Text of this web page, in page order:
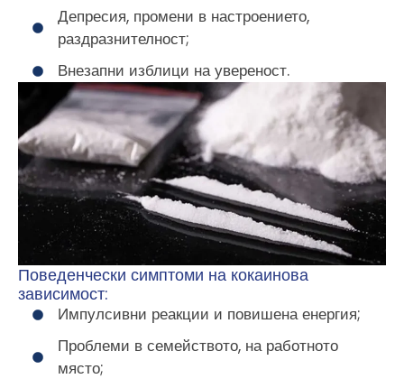
Депресия, промени в настроението,
раздразнителност;
Внезапни изблици на увереност.
Поведенчески симптоми на кокаинова
зависимост:
Импулсивни реакции и повишена енергия;
Проблеми в семейството, на работното
място;